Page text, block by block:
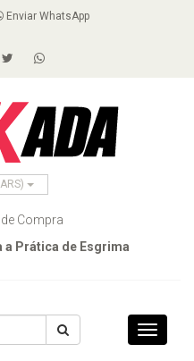
Enviar WhatsApp
Compra
a Prática de Esgrima
Toggle